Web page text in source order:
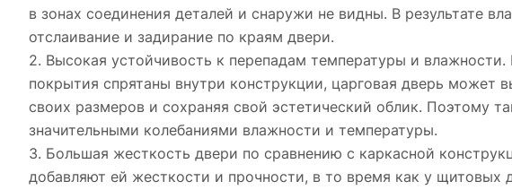
в зонах соединения деталей и снаружи не видны. В результате
отслаивание и задирание по краям двери.
2. Высокая устойчивость к перепадам температуры и
покрытия спрятаны внутри конструкции, царговая дверь может
своих размеров и сохраняя свой эстетический облик. Поэтому
значительными колебаниями влажности и температуры.
3. Большая жесткость двери по сравнению с каркасной
добавляют ей жесткости и прочности, в то время как у щитовых